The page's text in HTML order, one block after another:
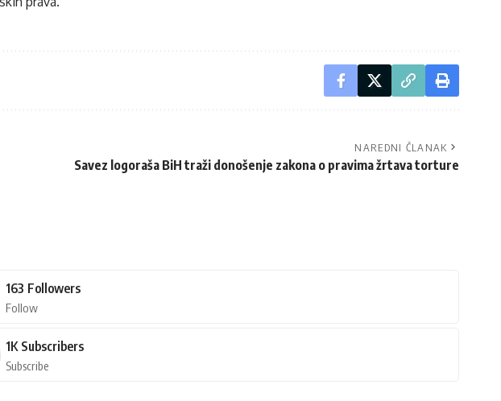
NAREDNI ČLANAK
Savez logoraša BiH traži donošenje zakona o pravima žrtava torture
163 Followers
Follow
1K Subscribers
Subscribe